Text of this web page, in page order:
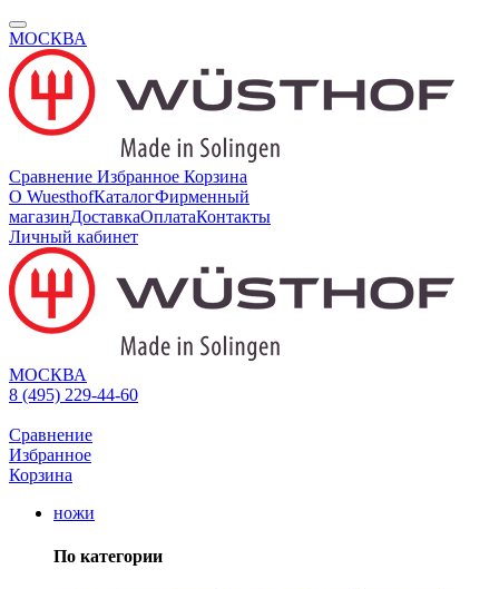
МОСКВА
Сравнение Избранное Корзина
О WuesthofКаталогФирменный
магазинДоставкаОплатаКонтакты
Личный кабинет
МОСКВА
8 (495) 229-44-60
Сравнение
Избранное
Корзина
ножи
По категории